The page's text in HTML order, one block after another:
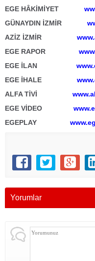
EGE HÂKİMİYET
GÜNAYDIN İZMİR
AZİZ İZMİR
EGE RAPOR
EGE İLAN
EGE İHALE
ALFA TİVİ
EGE VİDEO
EGEPLAY
Yorumlar